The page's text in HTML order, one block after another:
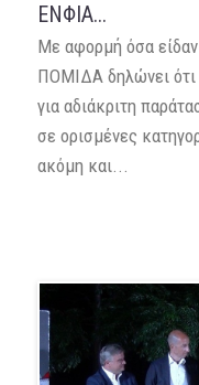
ΕΝΦΙΑ...
Με αφορμή όσα
ΠΟΜΙΔΑ δηλώνει
για αδιάκριτη
σε ορισμένες
ακόμη και...